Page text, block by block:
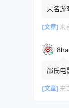
未名游
[文章] 来
邵氏电
令或保
[文章] 来